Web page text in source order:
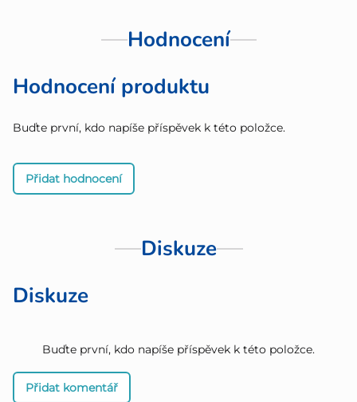
Hodnocení
Hodnocení produktu
Buďte první, kdo napíše příspěvek k této položce.
Přidat hodnocení
Diskuze
Diskuze
Buďte první, kdo napíše příspěvek k této položce.
Přidat komentář